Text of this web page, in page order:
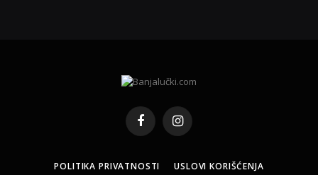
FacebookInstagram
POLITIKA PRIVATNOSTI USLOVI KORIŠĆENJA